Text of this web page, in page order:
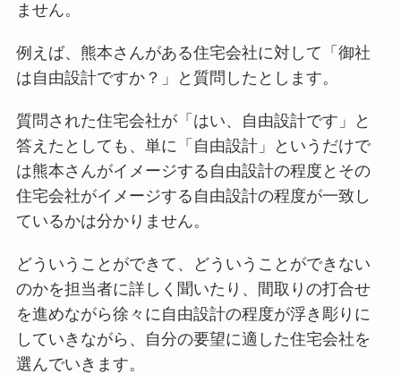
ません。
例えば、熊本さんがある住宅会社に対して「御社
は自由設計ですか？」と質問したとします。
質問された住宅会社が「はい、自由設計です」と
答えたとしても、単に「自由設計」というだけで
は熊本さんがイメージする自由設計の程度とその
住宅会社がイメージする自由設計の程度が一致し
ているかは分かりません。
どういうことができて、どういうことができない
のかを担当者に詳しく聞いたり、間取りの打合せ
を進めながら徐々に自由設計の程度が浮き彫りに
していきながら、自分の要望に適した住宅会社を
選んでいきます。